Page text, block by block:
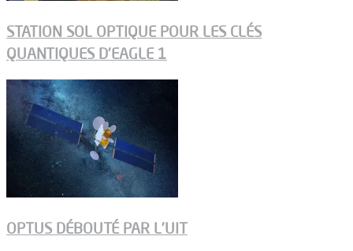
STATION SOL OPTIQUE POUR LES CLÉS
QUANTIQUES D’EAGLE 1
OPTUS DÉBOUTÉ PAR L’UIT